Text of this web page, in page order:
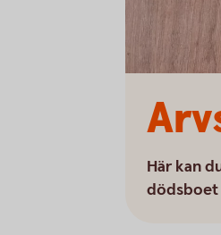
Här kan
dödsboet